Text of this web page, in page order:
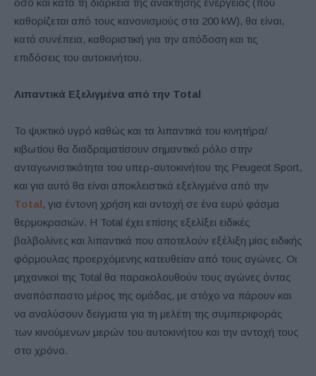
όσο και κατά τη διάρκεια της ανάκτησης ενέργειας (που
καθορίζεται από τους κανονισμούς στα 200 kW), θα είναι,
κατά συνέπεια, καθοριστική για την απόδοση και τις
επιδόσεις του αυτοκινήτου.
Λιπαντικά Εξελιγμένα από την Total
Το ψυκτικό υγρό καθώς και τα λιπαντικά του κινητήρα/
κιβωτίου θα διαδραματίσουν σημαντικό ρόλο στην
ανταγωνιστικότητα του υπερ-αυτοκινήτου της Peugeot Sport,
και για αυτό θα είναι αποκλειστικά εξελιγμένα από την
Total, για έντονη χρήση και αντοχή σε ένα ευρύ φάσμα
θερμοκρασιών. Η Total έχει επίσης εξελίξει ειδικές
βαλβολίνες και λιπαντικά που αποτελούν εξέλιξη μίας ειδικής
φόρμουλας προερχόμενης κατευθείαν από τους αγώνες. Οι
μηχανικοί της Total θα παρακολουθούν τους αγώνες όντας
αναπόσπαστο μέρος της ομάδας, με στόχο να πάρουν και
να αναλύσουν δείγματα για τη μελέτη της συμπεριφοράς
των κινούμενων μερών του αυτοκινήτου και την αντοχή τους
στο χρόνο.